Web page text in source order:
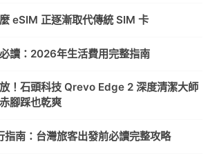
eSIM 正逐漸取代傳統 SIM 卡
讀：2026年生活費用完整指南
！石頭科技 Qrevo Edge 2 深度清潔大師
腳踩也乾爽
南：台灣旅客出發前必讀完整攻略